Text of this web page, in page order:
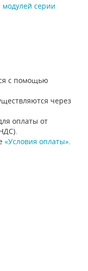
модулей серии
с помощью
через
оплаты от
«Условия оплаты»